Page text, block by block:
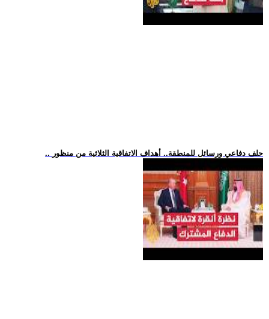
.. حلف دفاعي ورسائل للمنطقة.. أهداف الاتفاقية الثلاثية من منظور